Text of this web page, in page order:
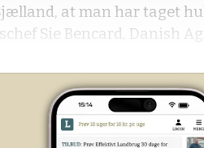
at man har taget
Sie Bencard, Danish
som for år tilbage.